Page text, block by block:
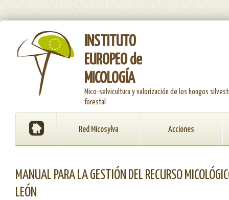
INSTITUTO
EUROPEO de
MICOLOGÍA
Mico-selvicultura y valorización de los hongos
forestal
Red Micosylva Acciones
MANUAL PARA LA GESTIÓN DEL RECURSO
LEÓN